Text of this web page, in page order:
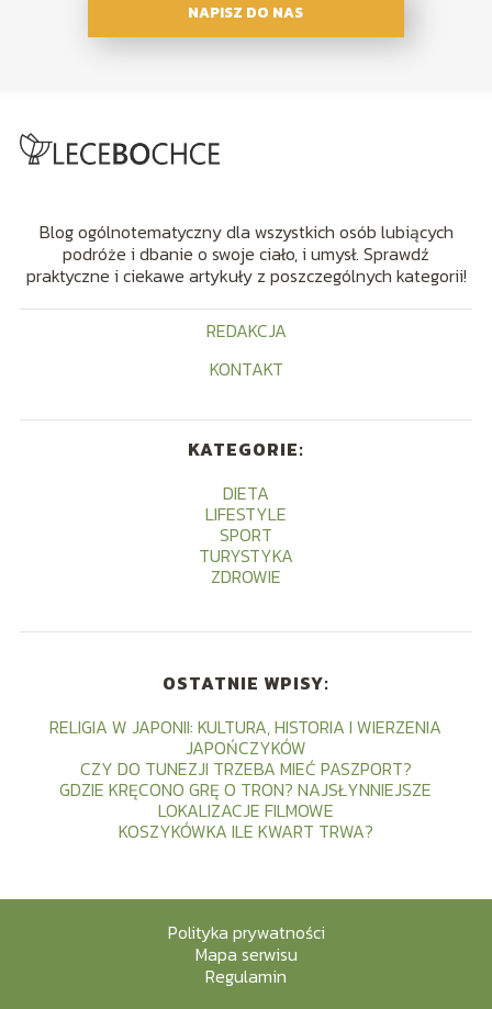
NAPISZ DO NAS
Blog ogólnotematyczny dla wszystkich osób lubiących
podróże i dbanie o swoje ciało, i umysł. Sprawdź
praktyczne i ciekawe artykuły z poszczególnych kategorii!
REDAKCJA
KONTAKT
KATEGORIE:
DIETA
LIFESTYLE
SPORT
TURYSTYKA
ZDROWIE
OSTATNIE WPISY:
RELIGIA W JAPONII: KULTURA, HISTORIA I WIERZENIA
JAPOŃCZYKÓW
CZY DO TUNEZJI TRZEBA MIEĆ PASZPORT?
GDZIE KRĘCONO GRĘ O TRON? NAJSŁYNNIEJSZE
LOKALIZACJE FILMOWE
KOSZYKÓWKA ILE KWART TRWA?
Polityka prywatności
Mapa serwisu
Regulamin